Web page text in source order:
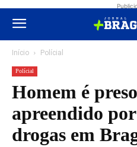
Início Polícial
Polícial
Homem é
apreendido
drogas em